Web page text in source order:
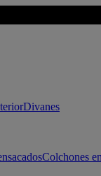
Divanes
Colchones